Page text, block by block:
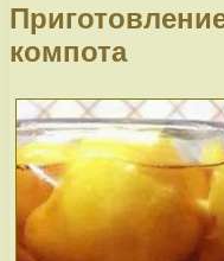
компота